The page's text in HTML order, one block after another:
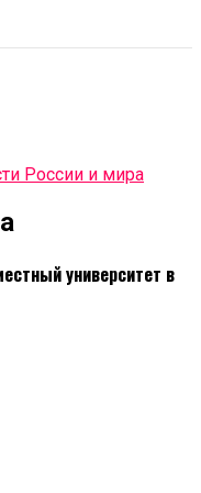
университет в